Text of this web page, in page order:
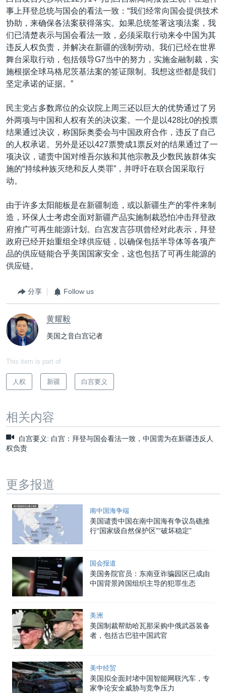
事上拜登总统与国会的看法一致：“我们经常向国会提供技术
协助，来确保各法案获得落实。如果总统签署这项法案，我
们已清楚表示与国会看法一致，必须采取行动来令中国为其
违反人权负责，并解决在新疆的强制劳动。我们已经在世界
舞台采取行动，包括领导G7当中的努力，实施金融制裁，实
施根据全球马格尼茨基法案的签证限制。我想这些都是我们
坚定承诺的证据。”
民主党占多数席位的众议院上周三还以巨大的优势通过了另
外两项与中国和人权有关的决议案。一个是以428比0的投票
结果通过决议，称国际奥委会与中国政府合作，违反了自己
的人权承诺。另外是还以427票赞成1票反对的结果通过了一
项决议，谴责中国对维吾尔族和其他宗教及少数民族群体实
施的“持续种族灭绝和反人类罪”，并呼吁在联合国采取行
动。
由于许多太阳能板是在新疆制造，或以新疆生产的零件来制
造，环保人士考虑全面对新疆产品实施制裁恐怕冲击拜登政
府推广可再生能源计划。白宫发言莎琪曾经对此表示，拜登
政府已经开始重组全球供应链，以确保包括半导体等各项产
品的供应链能合乎美国国家安全，这也包括了可再生能源的
供应链。
分享 Follow us
黄耀毅
美国之音白宫记者
This item is part of
人权 新疆 白宫要义
相关内容
白宫要义: 白宫：拜登与国会看法一致，中国需为在新疆违反人
权负责
更多报道
南中国海争端
美国谴责中国在南中国海有争议岛礁推
行“国家级自然保护区”“破坏稳定”
国会报道
美国务院官员：东南亚诈骗园区已成由
中国背景跨国组织主导的犯罪生态
美洲
美国制裁帮助哈瓦那采购中俄武器装备
者，包括古巴驻中国武官
美中经贸
美国拟全面封堵中国智能网联汽车，专
家争论安全威胁与竞争压力